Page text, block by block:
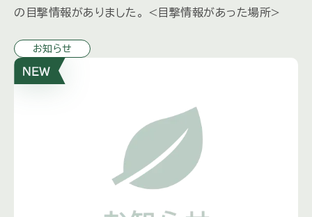
の目撃情報がありました。 <目撃情報があった場所>
お知らせ